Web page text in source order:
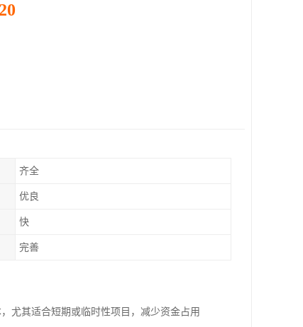
齐全
优良
快
完善
尤其适合短期或临时性项目，减少资金占用